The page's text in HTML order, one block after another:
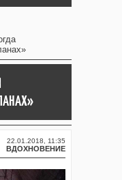
22.01.2018, 11:35
ВДОХНОВЕНИЕ